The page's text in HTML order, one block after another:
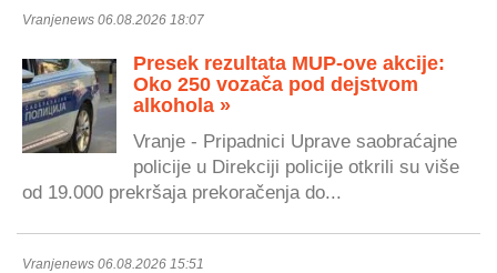
Vranjenews 06.08.2026 18:07
Presek rezultata MUP-ove akcije:
Oko 250 vozača pod dejstvom
alkohola »
Vranje - Pripadnici Uprave saobraćajne
policije u Direkciji policije otkrili su više
od 19.000 prekršaja prekoračenja do...
Vranjenews 06.08.2026 15:51